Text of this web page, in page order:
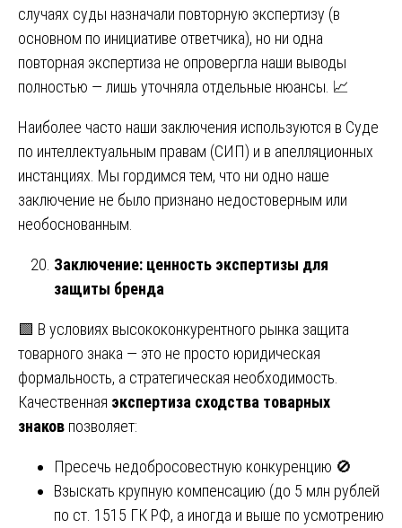
случаях суды назначали повторную экспертизу (в
основном по инициативе ответчика), но ни одна
повторная экспертиза не опровергла наши выводы
полностью — лишь уточняла отдельные нюансы. 📈
Наиболее часто наши заключения используются в Суде
по интеллектуальным правам (СИП) и в апелляционных
инстанциях. Мы гордимся тем, что ни одно наше
заключение не было признано недостоверным или
необоснованным.
Заключение: ценность экспертизы для
защиты бренда
🟩 В условиях высококонкурентного рынка защита
товарного знака — это не просто юридическая
формальность, а стратегическая необходимость.
Качественная экспертиза сходства товарных
знаков позволяет:
Пресечь недобросовестную конкуренцию 🚫
Взыскать крупную компенсацию (до 5 млн рублей
по ст. 1515 ГК РФ, а иногда и выше по усмотрению